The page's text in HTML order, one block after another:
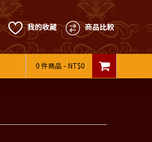
我的收藏 商品比較
0 件商品 - NT$0